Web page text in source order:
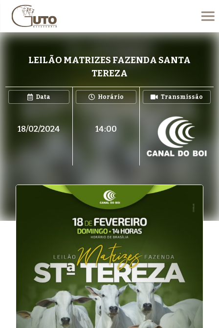
LEILÃO MATRIZES FAZENDA SANTA
TEREZA
Data
18/02/2024
Horário
14:00
Transmissão